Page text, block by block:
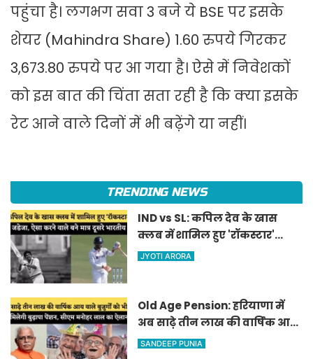
पहुंचा है। लगभग सवा 3 बजे ये BSE पर इसके
शेयर (Mahindra Share) 1.60 रुपये गिरकर
3,673.80 रुपये पर आ गया है। ऐसे में निवेशकों
को इस बात की चिंता सता रही है कि क्या इसके
रेट आने वाले दिनों में भी बढ़ेंगे या नहीं।
TRENDING NEWS
IND vs SL: कपिल देव के खास
क्लब में शामिल हुए 'रॉकस्टार'
जडेजा, ऐसा करने वाले बने मात्र
JYOTI ARORA
Old Age Pension: हरियाणा में
अब साढ़े तीन लाख की वार्षिक आय
वाले बुजुर्गों को भी मिलेगी बुढ़ापा
SANDEEP PUNIA